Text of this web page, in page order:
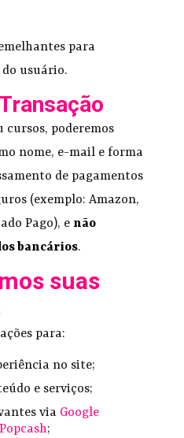
para
usuário.
cursos, poderemos
nome, e-mail e forma
de pagamentos
(exemplo: Amazon,
Pago), e não
bancários.
suas
para:
no site;
e serviços;
via Google
Popcash;